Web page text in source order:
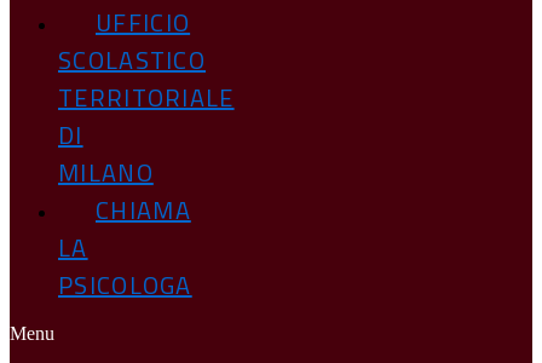
UFFICIO
SCOLASTICO
TERRITORIALE
DI
MILANO
CHIAMA
LA
PSICOLOGA
Menu